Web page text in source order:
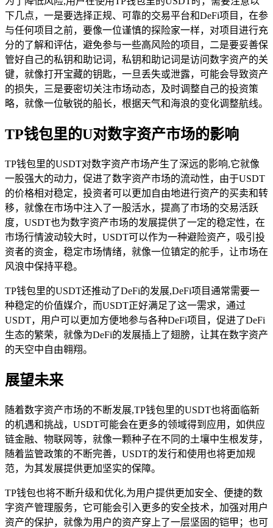
下几点，一是要选择正规、可靠的交易平台和DeFi项目，在参
与任何项目之前，要像一位谨慎的探险家一样，对项目进行充
分的了解和评估，避免参与一些高风险的项目，二是要妥善保
管好自己的私钥和助记词，私钥和助记词是访问数字资产的关
键，就像打开宝藏的钥匙，一旦丢失或泄露，可能会导致资产
的损失，三是要密切关注市场动态，及时调整自己的投资策
略，就像一位敏锐的船长，根据天气和海浪的变化调整航线。
TP钱包里的U对数字资产市场的影响
TP钱包里的USDT对数字资产市场产生了深远的影响,它就像
一股强大的动力，促进了数字资产市场的流动性，由于USDT
的价格相对稳定，投资者可以更加自由地进行资产的买卖和转
移，就像在市场中注入了一股活水，提高了市场的交易活跃
度，USDT也为数字资产市场的发展提供了一定的稳定性，在
市场行情波动较大时，USDT可以作为一种避险资产，吸引投
资者的资金，稳定市场情绪，就像一位镇定的舵手，让市场在
风浪中保持平稳。
TP钱包里的USDT还推动了DeFi的发展,DeFi项目通常需要一
种稳定的价值媒介，而USDT正好满足了这一需求，通过
USDT，用户可以更加方便地参与各种DeFi项目，促进了DeFi
生态的繁荣，就像为DeFi的发展插上了翅膀，让其在数字资产
的天空中自由翱翔。
展望未来
随着数字资产市场的不断发展,TP钱包里的USDT也将面临新
的机遇和挑战，USDT可能会在更多的领域得到应用，如供应
链金融、物联网等，就像一颗种子在不同的土壤中生根发芽，
随着监管政策的不断完善，USDT的发行和使用也将更加规
范，为其发展提供更加坚实的保障。
TP钱包也将不断升级和优化,为用户提供更加安全、便捷的数
字资产管理服务，它可能会引入更多的安全技术，加强对用户
资产的保护，就像为用户的资产穿上了一层坚固的铠甲；也可